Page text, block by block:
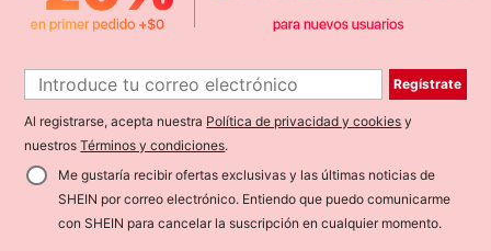
Regístrate
Al registrarse, acepta nuestra Política de privacidad y cookies y
nuestrosTérminos y condiciones.
Me gustaría recibir ofertas exclusivas y las últimas noticias de
SHEIN por correo electrónico. Entiendo que puedo comunicarme
con SHEIN para cancelar la suscripción en cualquier momento.